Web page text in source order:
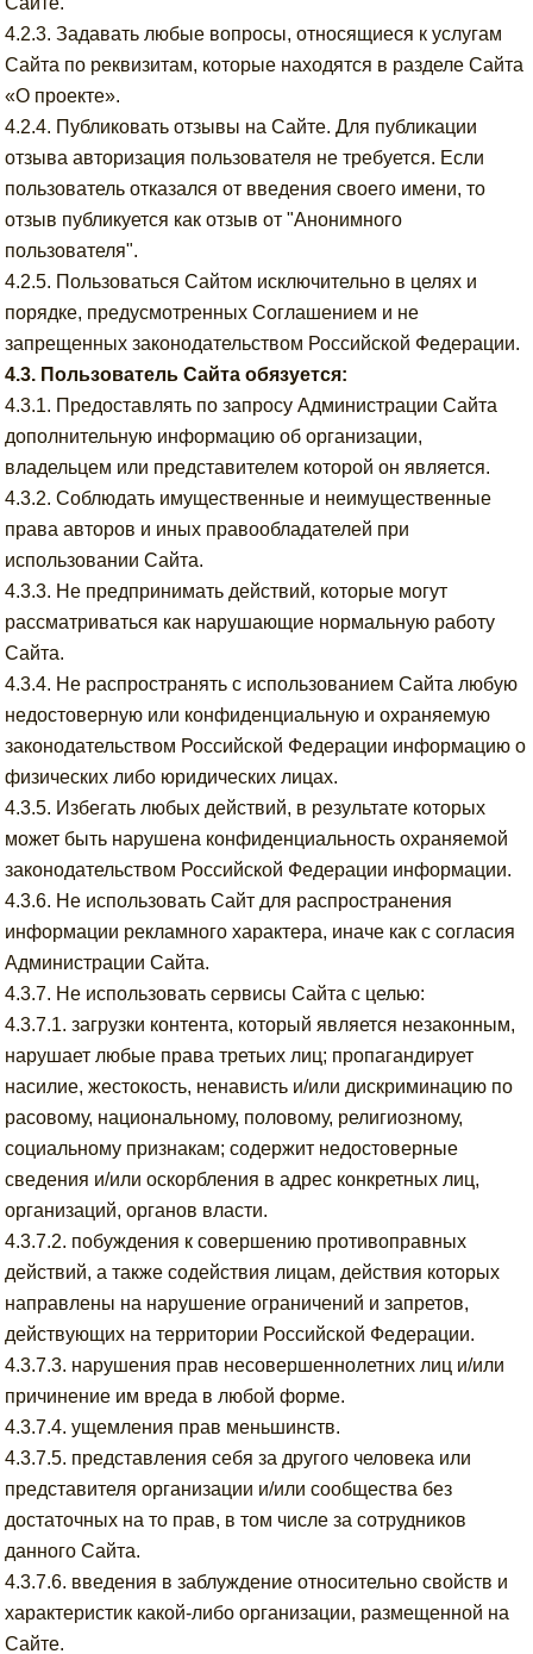
4.2.3. Задавать любые вопросы, относящиеся к услугам
Сайта по реквизитам, которые находятся в разделе Сайта
«О проекте».
4.2.4. Публиковать отзывы на Сайте. Для публикации
отзыва авторизация пользователя не требуется. Если
пользователь отказался от введения своего имени, то
отзыв публикуется как отзыв от "Анонимного
пользователя".
4.2.5. Пользоваться Сайтом исключительно в целях и
порядке, предусмотренных Соглашением и не
запрещенных законодательством Российской Федерации.
4.3. Пользователь Сайта обязуется:
4.3.1. Предоставлять по запросу Администрации Сайта
дополнительную информацию об организации,
владельцем или представителем которой он является.
4.3.2. Соблюдать имущественные и неимущественные
права авторов и иных правообладателей при
использовании Сайта.
4.3.3. Не предпринимать действий, которые могут
рассматриваться как нарушающие нормальную работу
Сайта.
4.3.4. Не распространять с использованием Сайта любую
недостоверную или конфиденциальную и охраняемую
законодательством Российской Федерации информацию о
физических либо юридических лицах.
4.3.5. Избегать любых действий, в результате которых
может быть нарушена конфиденциальность охраняемой
законодательством Российской Федерации информации.
4.3.6. Не использовать Сайт для распространения
информации рекламного характера, иначе как с согласия
Администрации Сайта.
4.3.7. Не использовать сервисы Сайта с целью:
4.3.7.1. загрузки контента, который является незаконным,
нарушает любые права третьих лиц; пропагандирует
насилие, жестокость, ненависть и/или дискриминацию по
расовому, национальному, половому, религиозному,
социальному признакам; содержит недостоверные
сведения и/или оскорбления в адрес конкретных лиц,
организаций, органов власти.
4.3.7.2. побуждения к совершению противоправных
действий, а также содействия лицам, действия которых
направлены на нарушение ограничений и запретов,
действующих на территории Российской Федерации.
4.3.7.3. нарушения прав несовершеннолетних лиц и/или
причинение им вреда в любой форме.
4.3.7.4. ущемления прав меньшинств.
4.3.7.5. представления себя за другого человека или
представителя организации и/или сообщества без
достаточных на то прав, в том числе за сотрудников
данного Сайта.
4.3.7.6. введения в заблуждение относительно свойств и
характеристик какой-либо организации, размещенной на
Сайте.